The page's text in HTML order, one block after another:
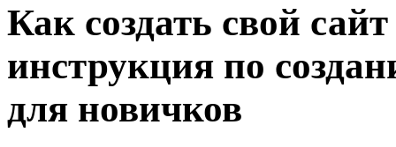
Как создать свой
инструкция по
для новичков